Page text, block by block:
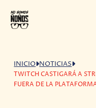
INICIO NOTICIAS
TWITCH CASTIGARÁ A
FUERA DE LA